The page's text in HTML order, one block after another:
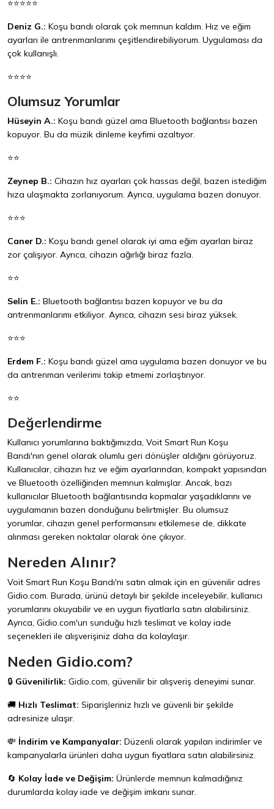
⭐⭐⭐⭐⭐
Deniz G.: Koşu bandı olarak çok memnun kaldım. Hız ve eğim
ayarları ile antrenmanlarımı çeşitlendirebiliyorum. Uygulaması da
çok kullanışlı.
⭐⭐⭐⭐
Olumsuz Yorumlar
Hüseyin A.: Koşu bandı güzel ama Bluetooth bağlantısı bazen
kopuyor. Bu da müzik dinleme keyfimi azaltıyor.
⭐⭐
Zeynep B.: Cihazın hız ayarları çok hassas değil, bazen istediğim
hıza ulaşmakta zorlanıyorum. Ayrıca, uygulama bazen donuyor.
⭐⭐⭐
Caner D.: Koşu bandı genel olarak iyi ama eğim ayarları biraz
zor çalışıyor. Ayrıca, cihazın ağırlığı biraz fazla.
⭐⭐
Selin E.: Bluetooth bağlantısı bazen kopuyor ve bu da
antrenmanlarımı etkiliyor. Ayrıca, cihazın sesi biraz yüksek.
⭐⭐⭐
Erdem F.: Koşu bandı güzel ama uygulama bazen donuyor ve bu
da antrenman verilerimi takip etmemi zorlaştırıyor.
⭐⭐
Değerlendirme
Kullanıcı yorumlarına baktığımızda, Voit Smart Run Koşu
Bandı'nın genel olarak olumlu geri dönüşler aldığını görüyoruz.
Kullanıcılar, cihazın hız ve eğim ayarlarından, kompakt yapısından
ve Bluetooth özelliğinden memnun kalmışlar. Ancak, bazı
kullanıcılar Bluetooth bağlantısında kopmalar yaşadıklarını ve
uygulamanın bazen donduğunu belirtmişler. Bu olumsuz
yorumlar, cihazın genel performansını etkilemese de, dikkate
alınması gereken noktalar olarak öne çıkıyor.
Nereden Alınır?
Voit Smart Run Koşu Bandı'nı satın almak için en güvenilir adres
Gidio.com. Burada, ürünü detaylı bir şekilde inceleyebilir, kullanıcı
yorumlarını okuyabilir ve en uygun fiyatlarla satın alabilirsiniz.
Ayrıca, Gidio.com'un sunduğu hızlı teslimat ve kolay iade
seçenekleri ile alışverişiniz daha da kolaylaşır.
Neden Gidio.com?
🔒 Güvenilirlik: Gidio.com, güvenilir bir alışveriş deneyimi sunar.
🚚 Hızlı Teslimat: Siparişleriniz hızlı ve güvenli bir şekilde
adresinize ulaşır.
💸 İndirim ve Kampanyalar: Düzenli olarak yapılan indirimler ve
kampanyalarla ürünleri daha uygun fiyatlara satın alabilirsiniz.
🔄 Kolay İade ve Değişim: Ürünlerde memnun kalmadığınız
durumlarda kolay iade ve değişim imkanı sunar.